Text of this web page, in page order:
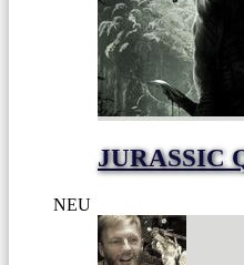
JURASSIC
NEU